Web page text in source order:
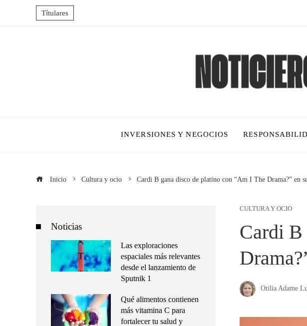
Títulares
INVERSIONES Y NEGOCIOS
Inicio Cultura y ocio Cardi B gana disco de platino con “Am I The Drama?” en
CULTURA Y OCIO
Cardi B
Otilia Adame
Noticias
Las exploraciones
espaciales más relevantes
desde el lanzamiento de
Sputnik 1
Qué alimentos contienen
más vitamina C para
fortalecer tu salud y